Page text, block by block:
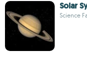
Solar
Science